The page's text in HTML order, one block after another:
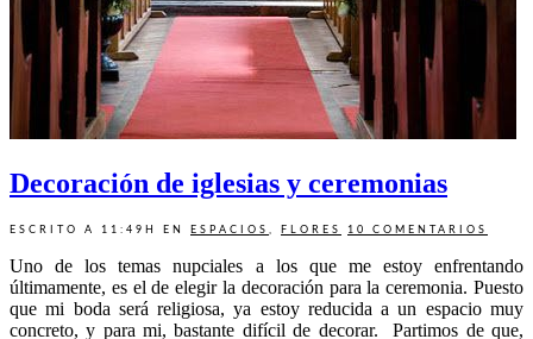
Decoración de iglesias y ceremonias
ESCRITO A 11:49H EN ESPACIOS , FLORES 10 COMENTARIOS
Uno de los temas nupciales a los que me estoy enfrentando
últimamente, es el de elegir la decoración para la ceremonia. Puesto
que mi boda será religiosa, ya estoy reducida a un espacio muy
concreto, y para mi, bastante difícil de decorar. Partimos de que,